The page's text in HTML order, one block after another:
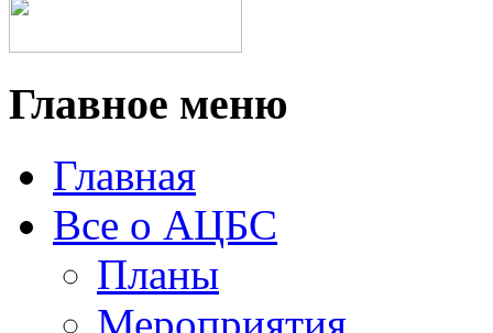
Главное меню
Главная
Все о АЦБС
Планы
Мероприятия